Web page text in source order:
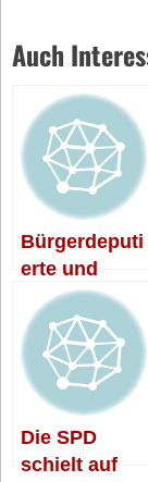
Auch
Bürgerdeputi
erte und
Baumscheibe
nvandalen
Die SPD
schielt auf